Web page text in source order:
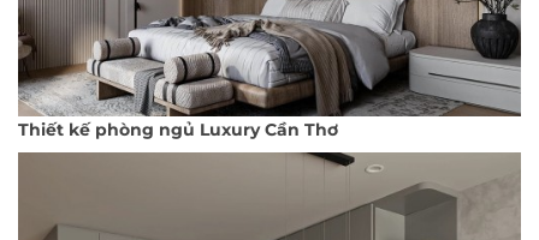
Thiết kế phòng ngủ Luxury Cần Thơ